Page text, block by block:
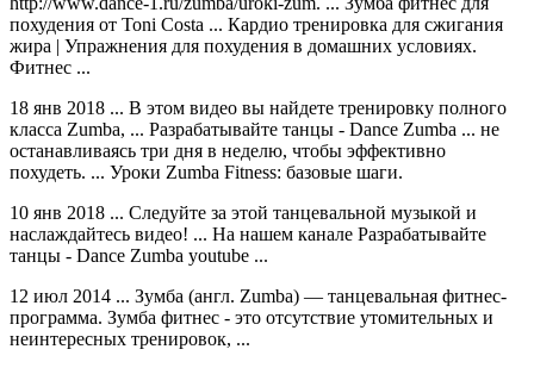
похудения от Toni Costa ... Кардио тренировка для сжигания
жира | Упражнения для похудения в домашних условиях.
Фитнес ...
18 янв 2018 ... В этом видео вы найдете тренировку полного
класса Zumba, ... Разрабатывайте танцы - Dance Zumba ... не
останавливаясь три дня в неделю, чтобы эффективно
похудеть. ... Уроки Zumba Fitness: базовые шаги.
10 янв 2018 ... Следуйте за этой танцевальной музыкой и
наслаждайтесь видео! ... На нашем канале Разрабатывайте
танцы - Dance Zumba youtube ...
12 июл 2014 ... Зумба (англ. Zumba) — танцевальная фитнес-
программа. Зумба фитнес - это отсутствие утомительных и
неинтересных тренировок, ...